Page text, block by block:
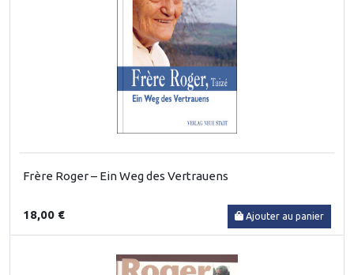
Frère Roger – Ein Weg des Vertrauens
18,00 € Ajouter au panier